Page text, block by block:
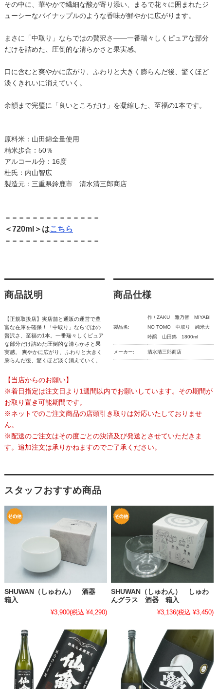
その中に、華やかで繊細な酸が寄り添い、まるで花々に囲まれたジ
ューシーなパイナップルのような香味が鮮やかに広がります。
まさに「中取り」ならではの贅沢さ——一番瑞々しくピュアな部分
だけを詰めた、圧倒的な清らかさと果実感。
口に含むと爽やかに広がり、ふわりと大きく膨らんだ後、驚くほど
淡くきれいに消えていく。
余韻まで完璧に「良いところだけ」を凝縮した、至福の1本です。
原料米：山田錦全量使用
精米歩合：50％
アルコール分：16度
杜氏：内山智広
製造元：三重県鈴鹿市 清水清三郎商店
＝＝＝＝＝＝＝＝＝＝＝＝＝＝
＜720ml＞はこちら
＝＝＝＝＝＝＝＝＝＝＝＝＝＝
商品説明
【正規取扱店】実店舗と通販の運営で豊
富な在庫を確保！「中取り」ならではの
贅沢さ、至福の1本。一番瑞々しくピュア
な部分だけ詰めた圧倒的な清らかさと果
実感。 爽やかに広がり、ふわりと大きく
膨らんだ後、驚くほど淡く消えていく。
商品仕様
製品名:
作 / ZAKU 雅乃智 MIYABI
NO TOMO 中取り 純米大
吟醸 山田錦 1800ml
メーカー: 清水清三郎商店
【当店からのお願い】
※着日指定は注文日より1週間以内でお願いしています。その期間が
お取り置き可能期間です。
※ネットでのご注文商品の店頭引き取りは対応いたしておりませ
ん。
※配送のご注文はその度ごとの決済及び発送とさせていただきま
す。追加注文は承りかねますのでご了承ください。
スタッフおすすめ商品
SHUWAN（しゅわん） 酒器
箱入
¥3,900(税込 ¥4,290)
SHUWAN（しゅわん） しゅわ
んグラス 酒器 箱入
¥3,136(税込 ¥3,450)